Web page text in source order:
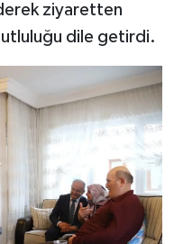
ziyaretten
dile getirdi.